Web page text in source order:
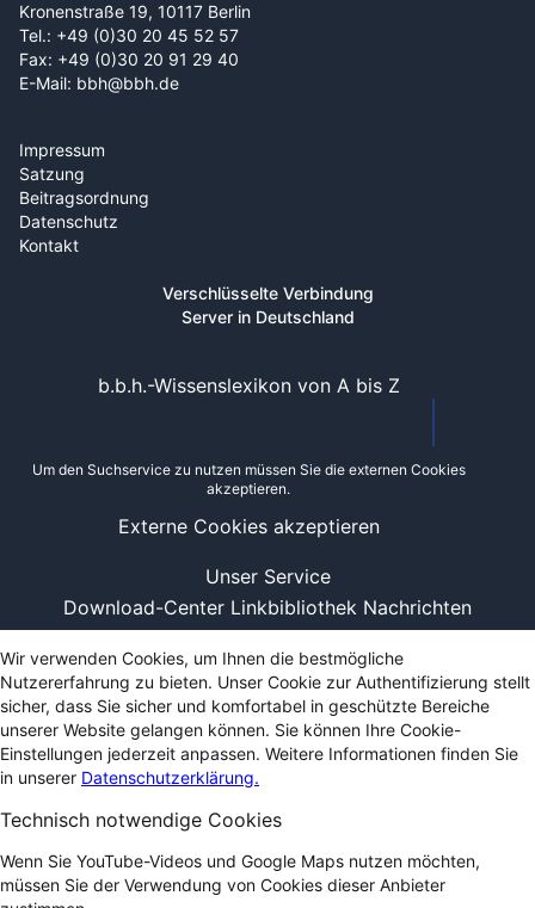
Kronenstraße 19, 10117 Berlin
Tel.: +49 (0)30 20 45 52 57
Fax: +49 (0)30 20 91 29 40
E-Mail: bbh@bbh.de
Impressum
Satzung
Beitragsordnung
Datenschutz
Kontakt
Verschlüsselte Verbindung
Server in Deutschland
Unser Service
Download-Center Linkbibliothek Nachrichten
b.b.h.-Wissenslexikon von A bis Z
Um den Suchservice zu nutzen müssen Sie die externen Cookies
akzeptieren.
Externe Cookies akzeptieren
Wir verwenden Cookies, um Ihnen die bestmögliche
Nutzererfahrung zu bieten. Unser Cookie zur Authentifizierung stellt
sicher, dass Sie sicher und komfortabel in geschützte Bereiche
unserer Website gelangen können. Sie können Ihre Cookie-
Einstellungen jederzeit anpassen. Weitere Informationen finden Sie
in unserer Datenschutzerklärung.
Technisch notwendige Cookies
Wenn Sie YouTube-Videos und Google Maps nutzen möchten,
müssen Sie der Verwendung von Cookies dieser Anbieter